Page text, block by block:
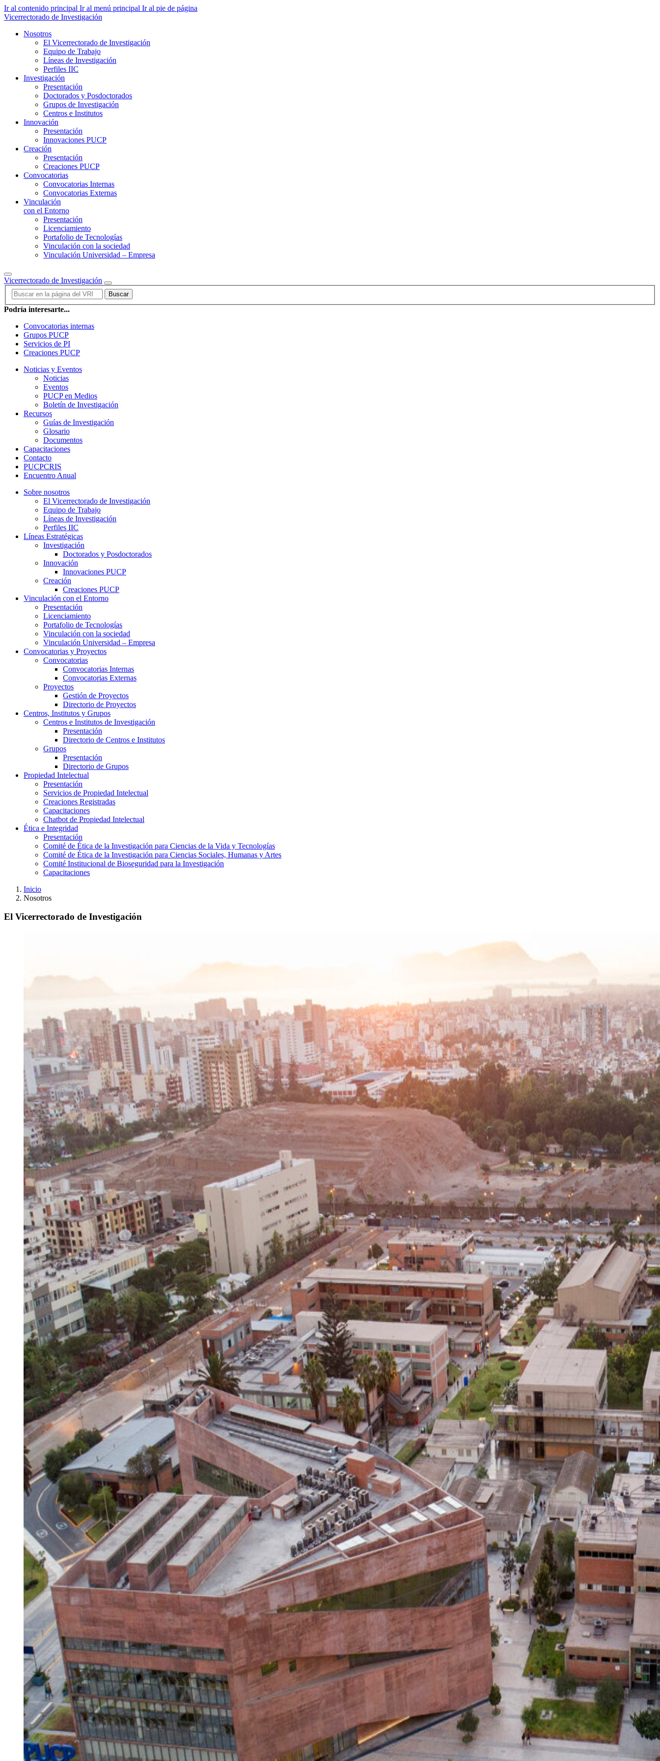
Ir al contenido principal Ir al menú principal Ir al pie de página
Vicerrectorado de Investigación
Nosotros
El Vicerrectorado de Investigación
Equipo de Trabajo
Líneas de Investigación
Perfiles IIC
Investigación
Presentación
Doctorados y Posdoctorados
Grupos de Investigación
Centros e Institutos
Innovación
Presentación
Innovaciones PUCP
Creación
Presentación
Creaciones PUCP
Convocatorias
Convocatorias Internas
Convocatorias Externas
Vinculación
con el Entorno
Presentación
Licenciamiento
Portafolio de Tecnologías
Vinculación con la sociedad
Vinculación Universidad – Empresa
Vicerrectorado de Investigación
Buscar
Podría interesarte...
Convocatorias internas
Grupos PUCP
Servicios de PI
Creaciones PUCP
Noticias y Eventos
Noticias
Eventos
PUCP en Medios
Boletín de Investigación
Recursos
Guías de Investigación
Glosario
Documentos
Capacitaciones
Contacto
PUCPCRIS
Encuentro Anual
Sobre nosotros
El Vicerrectorado de Investigación
Equipo de Trabajo
Líneas de Investigación
Perfiles IIC
Líneas Estratégicas
Investigación
Doctorados y Posdoctorados
Innovación
Innovaciones PUCP
Creación
Creaciones PUCP
Vinculación con el Entorno
Presentación
Licenciamiento
Portafolio de Tecnologías
Vinculación con la sociedad
Vinculación Universidad – Empresa
Convocatorias y Proyectos
Convocatorias
Convocatorias Internas
Convocatorias Externas
Proyectos
Gestión de Proyectos
Directorio de Proyectos
Centros, Institutos y Grupos
Centros e Institutos de Investigación
Presentación
Directorio de Centros e Institutos
Grupos
Presentación
Directorio de Grupos
Propiedad Intelectual
Presentación
Servicios de Propiedad Intelectual
Creaciones Registradas
Capacitaciones
Chatbot de Propiedad Intelectual
Ética e Integridad
Presentación
Comité de Ética de la Investigación para Ciencias de la Vida y Tecnologías
Comité de Ética de la Investigación para Ciencias Sociales, Humanas y Artes
Comité Institucional de Bioseguridad para la Investigación
Capacitaciones
Inicio
Nosotros
El Vicerrectorado de Investigación